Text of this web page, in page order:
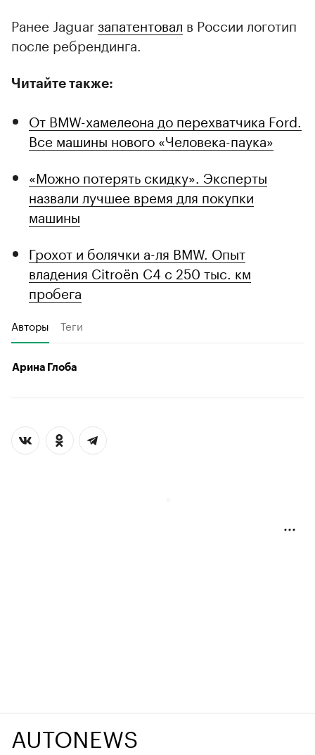
Ранее Jaguarзапатентовал в России логотип
после ребрендинга.
Читайте также:
От BMW-хамелеона до перехватчика Ford.
Все машины нового «Человека-паука»
«Можно потерять скидку». Эксперты
назвали лучшее время для покупки
машины
Грохот и болячки а-ля BMW. Опыт
владения Citroёn C4 с 250 тыс. км
пробега
Авторы Теги
Арина Глоба
AUTONEWS